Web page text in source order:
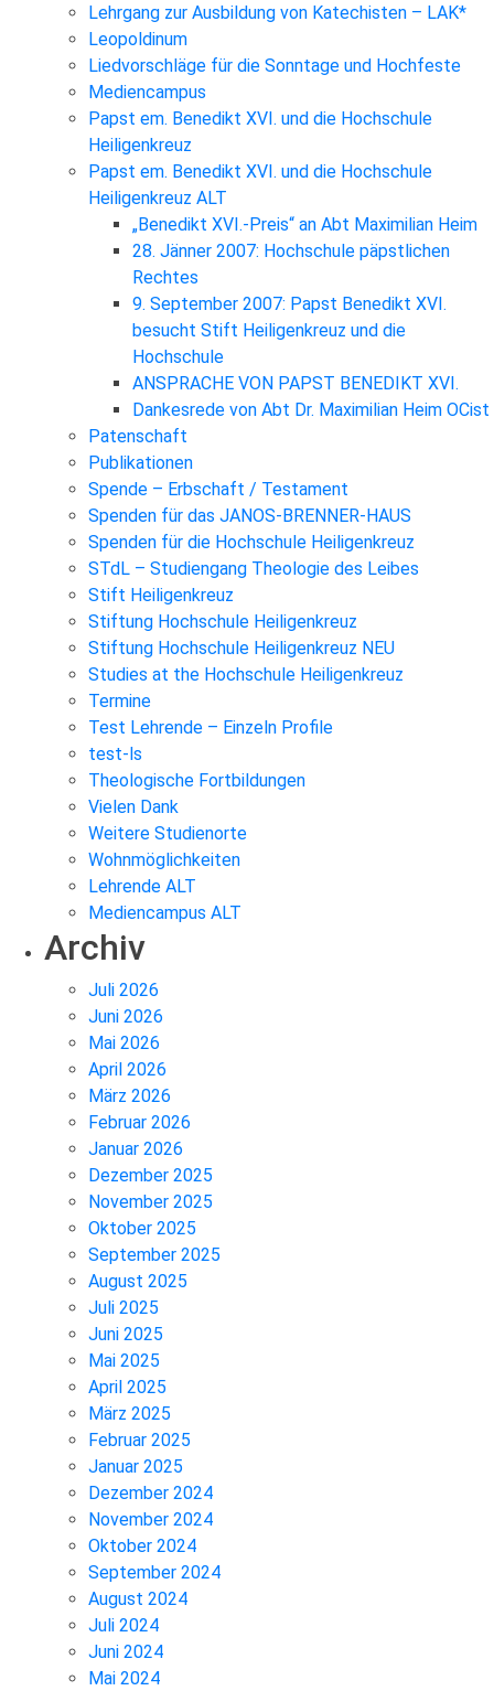
Lehrgang zur Ausbildung von Katechisten – LAK*
Leopoldinum
Liedvorschläge für die Sonntage und Hochfeste
Mediencampus
Papst em. Benedikt XVI. und die Hochschule
Heiligenkreuz
Papst em. Benedikt XVI. und die Hochschule
Heiligenkreuz ALT
„Benedikt XVI.-Preis“ an Abt Maximilian Heim
28. Jänner 2007: Hochschule päpstlichen
Rechtes
9. September 2007: Papst Benedikt XVI.
besucht Stift Heiligenkreuz und die
Hochschule
ANSPRACHE VON PAPST BENEDIKT XVI.
Dankesrede von Abt Dr. Maximilian Heim OCist
Patenschaft
Publikationen
Spende – Erbschaft / Testament
Spenden für das JANOS-BRENNER-HAUS
Spenden für die Hochschule Heiligenkreuz
STdL – Studiengang Theologie des Leibes
Stift Heiligenkreuz
Stiftung Hochschule Heiligenkreuz
Stiftung Hochschule Heiligenkreuz NEU
Studies at the Hochschule Heiligenkreuz
Termine
Test Lehrende – Einzeln Profile
test-ls
Theologische Fortbildungen
Vielen Dank
Weitere Studienorte
Wohnmöglichkeiten
Lehrende ALT
Mediencampus ALT
Archiv
Juli 2026
Juni 2026
Mai 2026
April 2026
März 2026
Februar 2026
Januar 2026
Dezember 2025
November 2025
Oktober 2025
September 2025
August 2025
Juli 2025
Juni 2025
Mai 2025
April 2025
März 2025
Februar 2025
Januar 2025
Dezember 2024
November 2024
Oktober 2024
September 2024
August 2024
Juli 2024
Juni 2024
Mai 2024